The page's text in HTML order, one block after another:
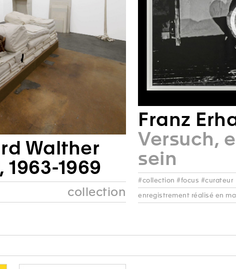
Walther
1963-1969
collection
Franz
Versuch,
sein
#collection #focus #curateur
enregistrement réalisé en